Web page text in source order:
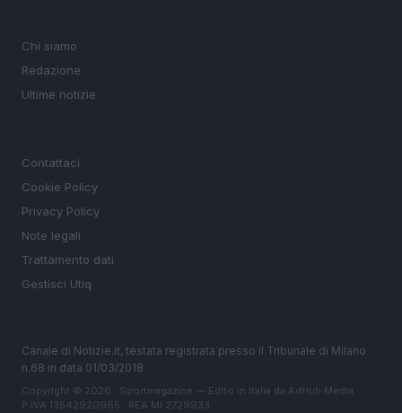
Chi siamo
Redazione
Ultime notizie
Contattaci
Cookie Policy
Privacy Policy
Note legali
Trattamento dati
Gestisci Utiq
Canale di Notizie.it, testata registrata presso il Tribunale di Milano
n.68 in data 01/03/2018
Copyright © 2026 · Sportmagazine — Edito in Italia da AdHub Media
P.IVA 13542920965 · REA MI 2729933